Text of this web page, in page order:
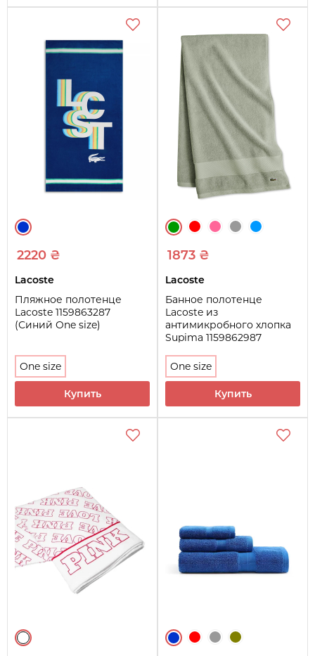
2220 ₴
Lacoste
Пляжное полотенце
Lacoste 1159863287
(Синий One size)
One size
Купить
1873 ₴
Lacoste
Банное полотенце
Lacoste из
антимикробного хлопка
Supima 1159862987
One size
Купить